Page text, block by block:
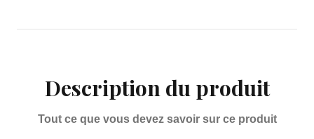
Description du produit
Tout ce que vous devez savoir sur ce produit